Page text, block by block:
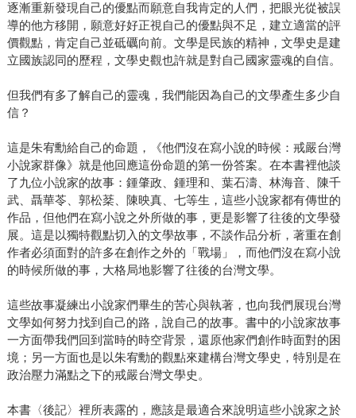
逐漸重新發現自己的優點而願意自我肯定的人們，把眼光從被誤
導的他方移開，願意好好正視自己的優點與不足，建立適當的評
價觀點，肯定自己並砥礪向前。文學是民族的精神，文學史是建
立國族認同的歷程，文學史觀也許就是對自己國家靈魂的自信。
但我們有多了解自己的靈魂，我們能因為自己的文學產生多少自
信？
這是朱宥勳給自己的命題，《他們沒在寫小說的時候：戒嚴台灣
小說家群像》就是他回應這份命題的第一份答案。在本書裡他談
了九位小說家的故事：鍾肇政、鍾理和、葉石濤、林海音、陳千
武、聶華苓、郭松棻、陳映真、七等生，這些小說家都有傳世的
作品，但他們在寫小說之外所做的事，更是影響了往後的文學發
展。這是以獨特觀點切入的文學故事，不談作品分析，著重在創
作者必須面對的許多在創作之外的「戰場」，而他們沒在寫小說
的時候所做的事，大格局地影響了往後的台灣文學。
這些故事凝練出小說家們畢生的苦心與執著，也向我們展現台灣
文學如何努力找到自己的路，說自己的故事。書中的小說家故事
一方面帶我們回到當時的時空背景，還原他家們創作時面對的困
境；另一方面也是以朱宥勳的觀點來建構台灣文學史，特別是在
政治壓力滿點之下的戒嚴台灣文學史。
本書〈後記〉裡所表露的，應該是最適合來說明這些小說家之於